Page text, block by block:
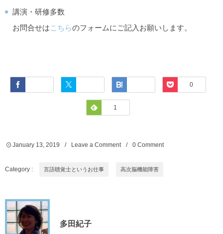
講演・研修多数
お問合せはこちらのフォームにご記入お願いします。
Pocket
0
Feedly
1
January 13 ,2019 Leave a Comment 0 Comment
Category : 言語聴覚士というお仕事 高次脳機能障害
多田紀子